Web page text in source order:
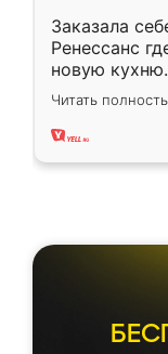
Заказала
Ренессанс
новую
вполне
два года,
Читать